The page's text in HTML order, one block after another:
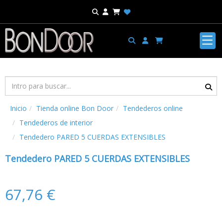
Inicio Tienda online Bon Door
Tendederos online
Tendederos de interior
Tendedero PARED 5 CUERDAS EXTENSIBLES
Tendedero PARED 5 CUERDAS EXTENSIBLES
67,76 €